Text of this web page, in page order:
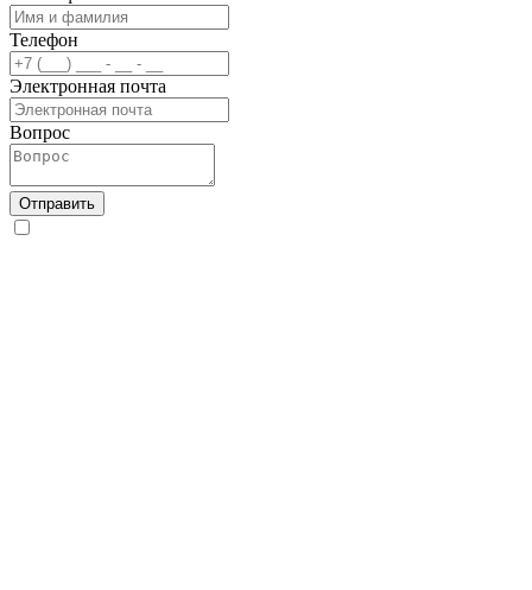
Телефон
Электронная почта
Вопрос
Отправить